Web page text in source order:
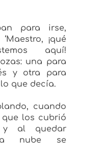
para irse,
¡qué
aquí!
una para
y otra para
que decía.
cuando
los cubrió
y al quedar
nube se